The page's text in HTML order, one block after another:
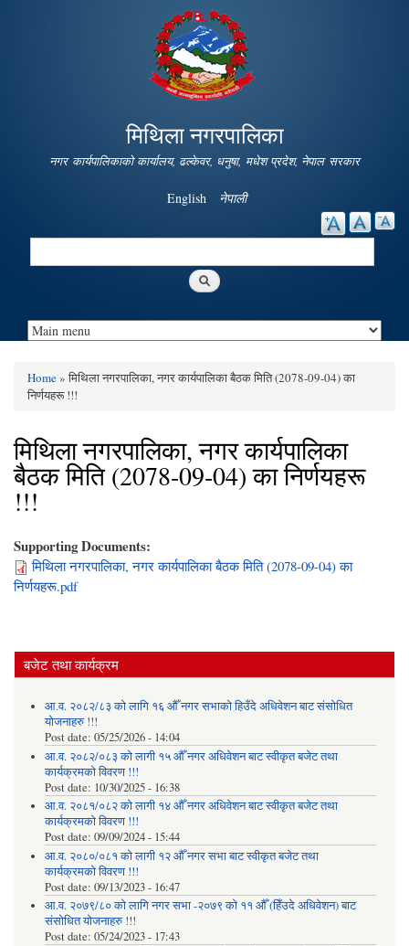
Skip to
main
content
मिथिला नगरपालिका
नगर कार्यपालिकाको कार्यालय, ढल्केवर, धनुषा, मधेश प्रदेश, नेपाल सरकार
English नेपाली
Search
You are here
Home» मिथिला नगरपालिका, नगर कार्यपालिका बैठक मिति (2078-09-04) का
निर्णयहरू !!!
मिथिला नगरपालिका, नगर कार्यपालिका
बैठक मिति (2078-09-04) का निर्णयहरू
!!!
Supporting Documents:
मिथिला नगरपालिका, नगर कार्यपालिका बैठक मिति (2078-09-04) का
निर्णयहरू.pdf
बजेट तथा कार्यक्रम
आ.व. २०८२/८३ को लागि १६ औँ नगर सभाको हिउँदे अधिवेशन बाट संसोधित
योजनाहरु !!!
Post date: 05/25/2026 - 14:04
आ.व. २०८२/०८३ को लागी १५ औँ नगर अधिवेशन बाट स्वीकृत बजेट तथा
कार्यक्रमको विवरण !!!
Post date: 10/30/2025 - 16:38
आ.व. २०८१/०८२ को लागी १४ औँ नगर अधिवेशन बाट स्वीकृत बजेट तथा
कार्यक्रमको विवरण !!!
Post date: 09/09/2024 - 15:44
आ.व. २०८०/०८१ को लागी १२ औँ नगर सभा बाट स्वीकृत बजेट तथा
कार्यक्रमको विवरण !!!
Post date: 09/13/2023 - 16:47
आ.व. २०७९/८० को लागि नगर सभा -२०७९ को ११ औँ (हिँउदे अधिवेशन) बाट
संसोधित योजनाहरु !!!
Post date: 05/24/2023 - 17:43